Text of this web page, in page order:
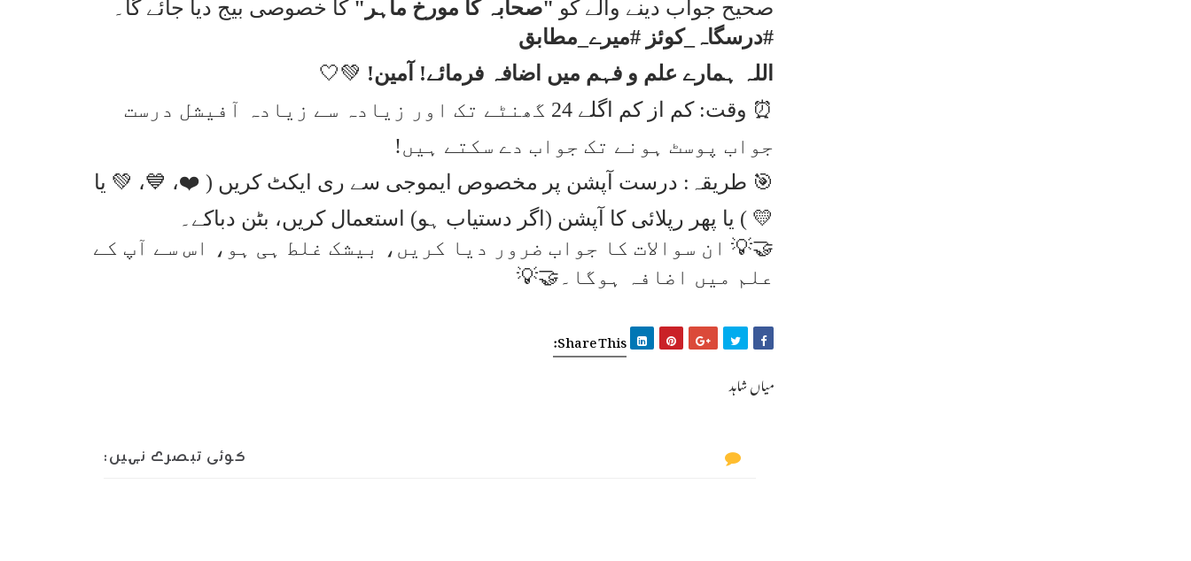
صحیح جواب دینے والے کو "صحابہ کا مورخ ماہر" کا خصوصی بیج دیا جائے گا۔
#درسگاہ_کوئز #میرے_مطابق
اللہ ہمارے علم و فہم میں اضافہ فرمائے! آمین! 💚🤍
⏰ وقت: کم از کم اگلے 24 گھنٹے تک اور زیادہ سے زیادہ آفیشل درست
جواب پوسٹ ہونے تک جواب دے سکتے ہیں!
🎯 طریقہ: درست آپشن پر مخصوص ایموجی سے ری ایکٹ کریں ( ❤️، 💙، 💚 یا
💛 ) یا پھر رپلائی کا آپشن (اگر دستیاب ہو) استعمال کریں، بٹن دباکے۔
🤝💡 ان سوالات کا جواب ضرور دیا کریں، بیشک غلط ہی ہو، اس سے آپ کے
علم میں اضافہ ہوگا۔🤝💡
Share This:
میاں شاہد
کوئی تبصرے نہیں: